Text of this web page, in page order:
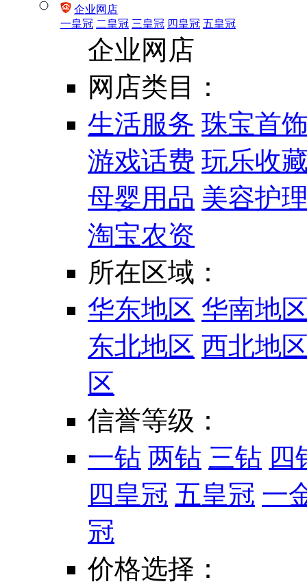
企业网店
一皇冠 二皇冠 三皇冠 四皇冠 五皇冠
企业网店
网店类目：
生活服务 珠宝首
游戏话费 玩乐收
母婴用品 美容护
淘宝农资
所在区域：
华东地区 华南地
东北地区 西北地
区
信誉等级：
一钻 两钻 三钻 四
四皇冠 五皇冠 一
冠
价格选择：